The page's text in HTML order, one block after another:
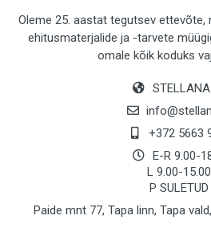
Oleme 25. aastat tegutsev ettevõte,
ehitusmaterjalide ja -tarvete
omale kõik koduks
STELLANA
+372 5663
E-R 9.00-
L 9.00-15.00
P SULETUD
Paide mnt 77, Tapa linn, Tapa